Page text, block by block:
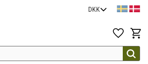
Favoritter